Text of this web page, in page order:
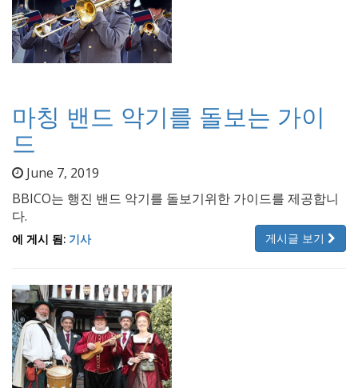
마칭 밴드 악기를 돌보는 가이
드
June 7, 2019
BBICO는 행진 밴드 악기를 돌보기위한 가이드를 제공합니
다.
게시글 보기
에 게시 됨: 기사